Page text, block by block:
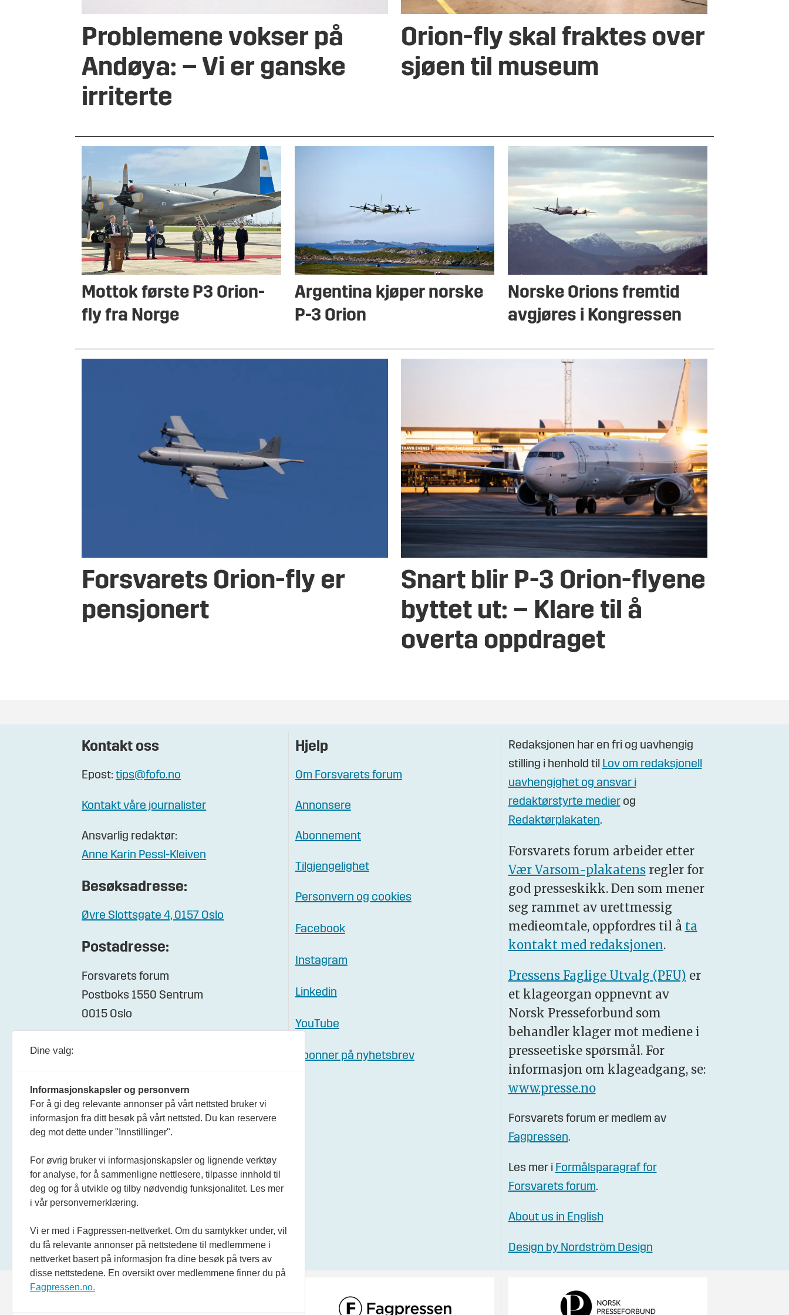
Problemene vokser på
Andøya: – Vi er ganske
irriterte
Orion-fly skal fraktes over
sjøen til museum
Mottok første P3 Orion-
fly fra Norge
Argentina kjøper norske
P-3 Orion
Norske Orions fremtid
avgjøres i Kongressen
Forsvarets Orion-fly er
pensjonert
Snart blir P-3 Orion-flyene
byttet ut: – Klare til å
overta oppdraget
Kontakt oss
Epost:tips@fofo.no
Kontakt våre journalister
Ansvarlig redaktør:
Anne Karin Pessl-Kleiven
Besøksadresse:
Øvre Slottsgate 4, 0157 Oslo
Postadresse:
Forsvarets forum
Postboks 1550 Sentrum
0015 Oslo
Hjelp
Om Forsvarets forum
Annonsere
Abonnement
Tilgjengelighet
Personvern og cookies
Facebook
Instagram
Linkedin
YouTube
Abonner på nyhetsbrev
Redaksjonen har en fri og uavhengig
stilling i henhold til Lov om redaksjonell
uavhengighet og ansvar i
redaktørstyrte medierog
Redaktørplakaten.
Forsvarets forum arbeider etter
Vær Varsom-plakatensregler for
god presseskikk. Den som mener
seg rammet av urettmessig
medieomtale, oppfordres til å ta
kontakt med redaksjonen.
Pressens Faglige Utvalg (PFU) er
et klageorgan oppnevnt av
Norsk Presseforbund som
behandler klager mot mediene i
presseetiske spørsmål. For
informasjon om klageadgang, se:
www.presse.no
Forsvarets forum er medlem av
Fagpressen.
Les mer i Formålsparagraf for
Forsvarets forum.
About us in English
Design by Nordström Design
Dine valg:
Informasjonskapsler og personvern
For å gi deg relevante annonser på vårt nettsted bruker vi
informasjon fra ditt besøk på vårt nettsted. Du kan reservere
deg mot dette under "Innstillinger".
For øvrig bruker vi informasjonskapsler og lignende verktøy
for analyse, for å sammenligne nettlesere, tilpasse innhold til
deg og for å utvikle og tilby nødvendig funksjonalitet. Les mer
i vår personvernerklæring.
Vi er med i Fagpressen-nettverket. Om du samtykker under, vil
du få relevante annonser på nettstedene til medlemmene i
nettverket basert på informasjon fra dine besøk på tvers av
disse nettstedene. En oversikt over medlemmene finner du på
Fagpressen.no.